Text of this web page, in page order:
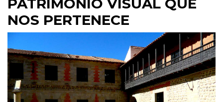
PATRIMONIO VISUAL QUE
NOS PERTENECE